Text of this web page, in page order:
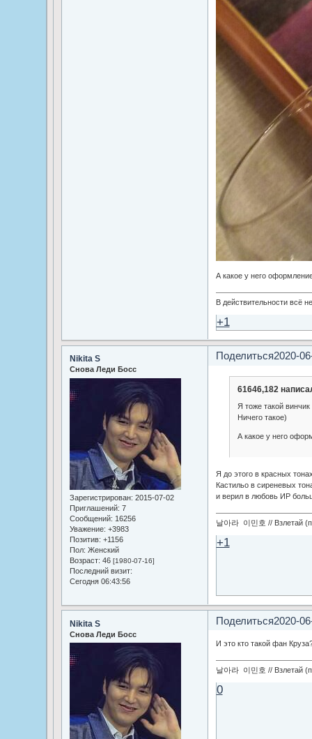
А какое у него
В действительности всё
+1
Поделиться2020-
Nikita S
Снова Леди Босс
Зарегистрирован: 2015-07-02
Приглашений: 7
Сообщений: 16256
Уважение: +3983
Позитив: +1156
Пол: Женский
Возраст: 46 [1980-07-16]
Последний визит:
Сегодня 06:43:56
61646,182
Я тоже такой
Ничего такое)
А какое у него
Я до этого в красных
Кастильо в сиреневых
и верил в любовь ИР
날아라 이민호 // Взлетай
+1
Поделиться2020-
Nikita S
Снова Леди Босс
И это кто такой фан
날아라 이민호 // Взлетай
0